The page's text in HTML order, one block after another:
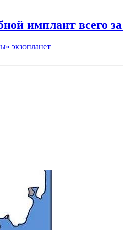
имплант всего
экзопланет